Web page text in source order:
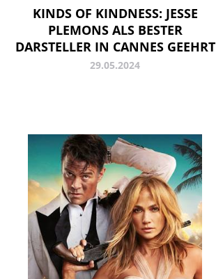
KINDS OF KINDNESS: JESSE
PLEMONS ALS BESTER
DARSTELLER IN CANNES GEEHRT
29.05.2024